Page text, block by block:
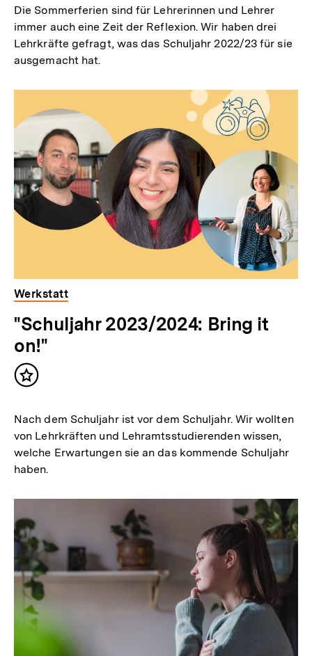
Die Sommerferien sind für Lehrerinnen und Lehrer
immer auch eine Zeit der Reflexion. Wir haben drei
Lehrkräfte gefragt, was das Schuljahr 2022/23 für sie
ausgemacht hat.
Werkstatt
"Schuljahr 2023/2024: Bring it
on!"
Inhalt
Nach dem Schuljahr ist vor dem Schuljahr. Wir wollten
von Lehrkräften und Lehramtsstudierenden wissen,
welche Erwartungen sie an das kommende Schuljahr
haben.